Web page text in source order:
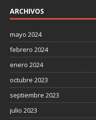
ARCHIVOS
mayo 2024
febrero 2024
enero 2024
octubre 2023
septiembre 2023
julio 2023